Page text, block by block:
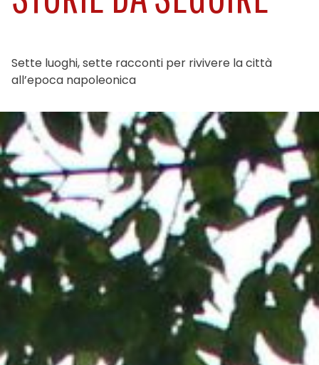
Sette luoghi, sette racconti per rivivere la città
all’epoca napoleonica